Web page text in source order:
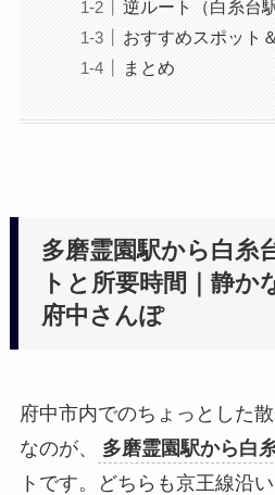
逆ルート（白糸台
おすすめスポット
まとめ
多磨霊園駅から白糸
トと所要時間｜静か
府中さんぽ
府中市内でのちょっとした
なのが、
多磨霊園駅から白
トです。どちらも京王線沿